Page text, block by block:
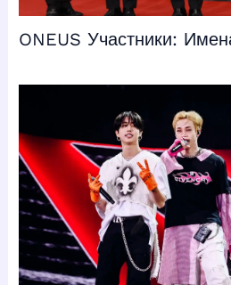
ONEUS Участники: